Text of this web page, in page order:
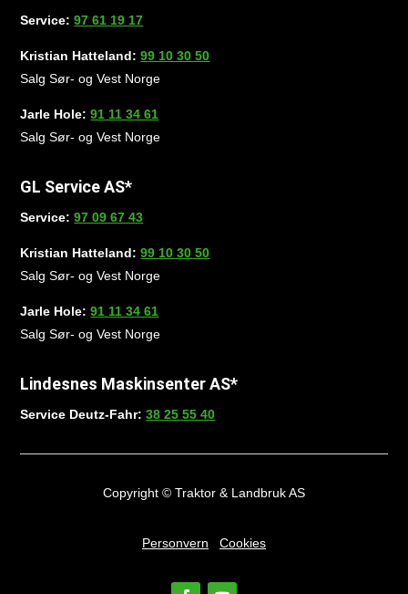
Service:97 61 19 17
Kristian Hatteland:99 10 30 50
Salg Sør- og Vest Norge
Jarle Hole:91 11 34 61
Salg Sør- og Vest Norge
GL Service AS*
Service:97 09 67 43
Kristian Hatteland:99 10 30 50
Salg Sør- og Vest Norge
Jarle Hole:91 11 34 61
Salg Sør- og Vest Norge
Lindesnes Maskinsenter AS*
Service Deutz-Fahr:38 25 55 40
Copyright © Traktor & Landbruk AS
Personvern Cookies